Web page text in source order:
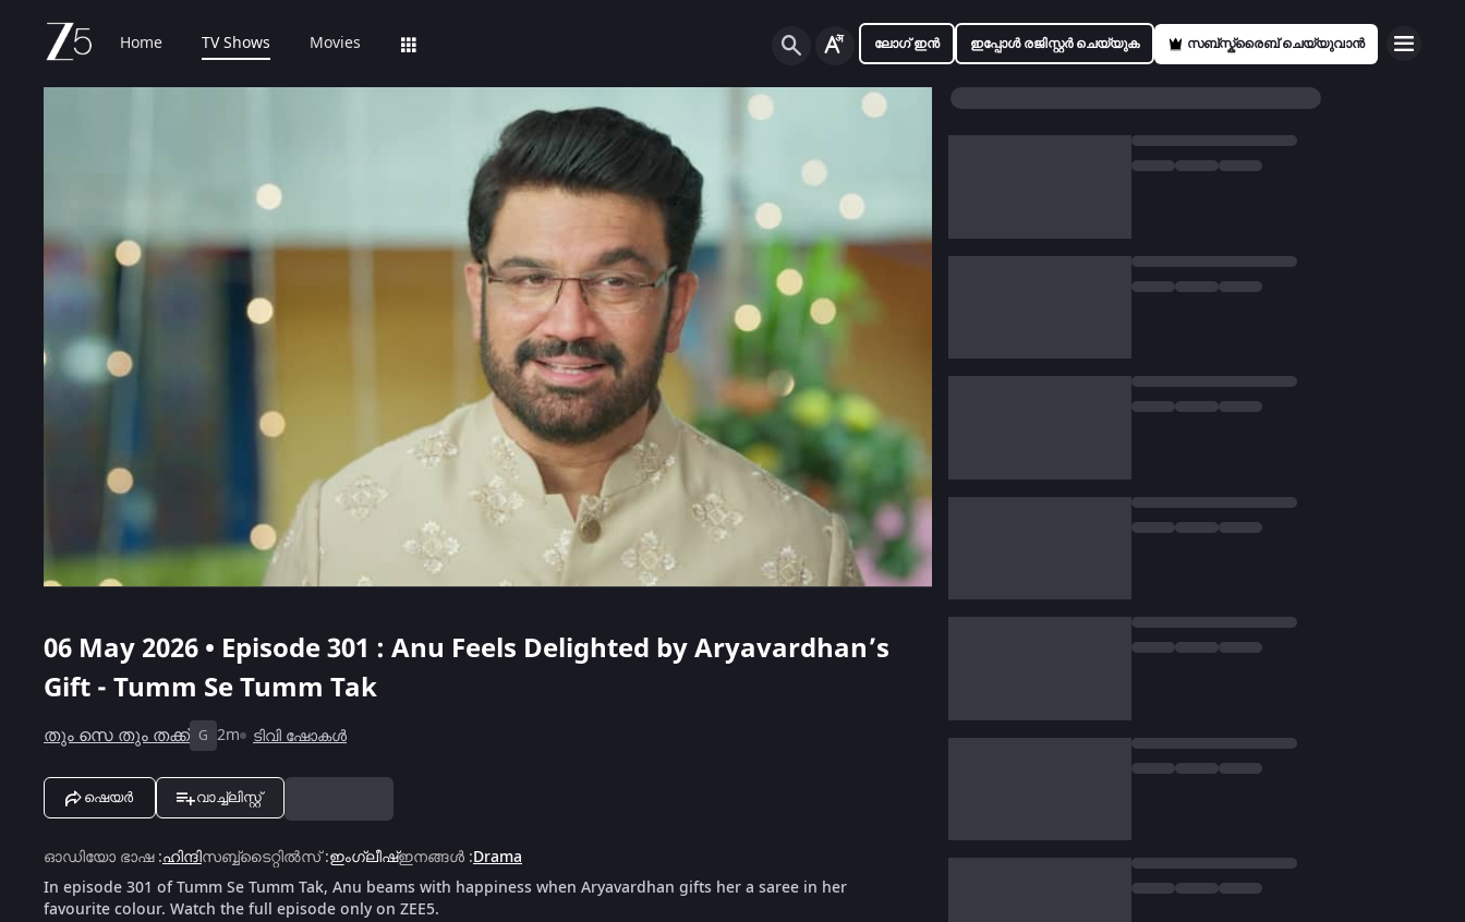
Home TV Shows Movies ലോഗ് ഇൻ ഇപ്പോൾ രജിസ്റ്റർ ചെയ്യുക സബ്സ്ക്രൈബ് ചെയ്യുവാൻ
06 May 2026 • Episode 301 : Anu Feels Delighted by Aryavardhan’s
Gift - Tumm Se Tumm Tak
തും സെ തും തക്ക് G 2m ടിവി ഷോകൾ
ഷെയർ വാച്ച്ലിസ്റ്റ്
ഓഡിയോ ഭാഷ:ഹിന്ദിസബ്ബ്ടൈറ്റിൽസ്:ഇംഗ്ലീഷ്ഇനങ്ങൾ :Drama
In episode 301 of Tumm Se Tumm Tak, Anu beams with happiness when Aryavardhan gifts her a saree in her
favourite colour. Watch the full episode only on ZEE5.